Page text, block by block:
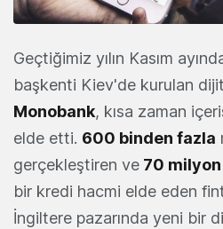
Geçtiğimiz yılın Kasım
başkenti Kiev'de kurulan
Monobank, kısa zaman
elde etti. 600 binden fazla
gerçekleştiren ve 70
bir kredi hacmi elde eden
İngiltere pazarında yeni bir